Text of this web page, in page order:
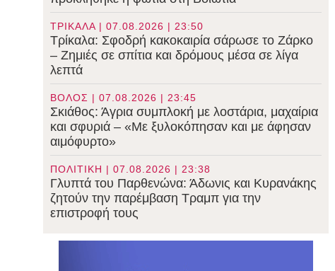
ΤΡΙΚΑΛΑ | 07.08.2026 | 23:50
Τρίκαλα: Σφοδρή κακοκαιρία σάρωσε το Ζάρκο
– Ζημιές σε σπίτια και δρόμους μέσα σε λίγα
λεπτά
ΒΟΛΟΣ | 07.08.2026 | 23:45
Σκιάθος: Άγρια συμπλοκή με λοστάρια, μαχαίρια
και σφυριά – «Με ξυλοκόπησαν και με άφησαν
αιμόφυρτο»
ΠΟΛΙΤΙΚΗ | 07.08.2026 | 23:38
Γλυπτά του Παρθενώνα: Άδωνις και Κυρανάκης
ζητούν την παρέμβαση Τραμπ για την
επιστροφή τους